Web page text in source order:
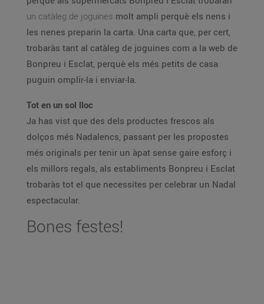
un catàleg de joguines molt ampli perquè els nens i
les nenes preparin la carta. Una carta que, per cert,
trobaràs tant al catàleg de joguines com a la web de
Bonpreu i Esclat, perquè els més petits de casa
puguin omplir-la i enviar-la.
Tot en un sol lloc
Ja has vist que des dels productes frescos als
dolços més Nadalencs, passant per les propostes
més originals per tenir un àpat sense gaire esforç i
els millors regals, als establiments Bonpreu i Esclat
trobaràs tot el que necessites per celebrar un Nadal
espectacular.
Bones festes!